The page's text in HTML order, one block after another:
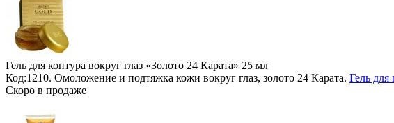
Гель для контура вокруг глаз «Золото 24 Карата» 25 мл
Код:1210. Омоложение и подтяжка кожи вокруг глаз, золото 24 Карата. Гель для
Скоро в продаже